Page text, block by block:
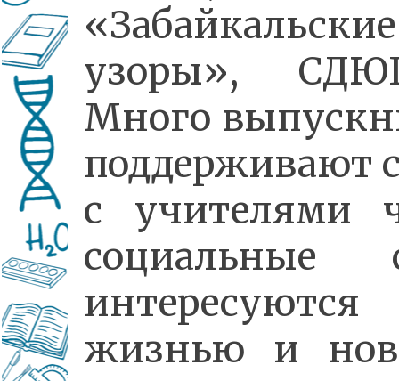
«Забайкальские
узоры»,
Много
поддерживают
с учителями
социальные
жизнью и